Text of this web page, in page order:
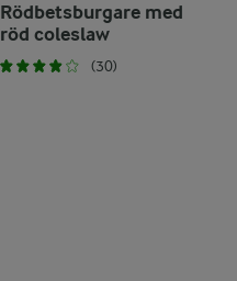
Rödbetsburgare med
röd coleslaw
(30)